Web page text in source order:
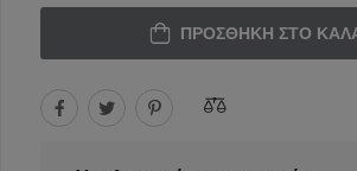
ΠΡΟΣΘΉΚΗ ΣΤΟ